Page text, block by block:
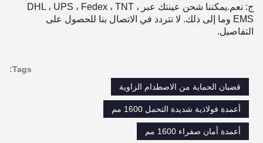
ج: نعم.يمكننا شحن عينتك عبر DHL ، UPS ، Fedex ، TNT ،
EMS وما إلى ذلك. لا تتردد في الاتصال بنا للحصول على
التفاصيل.
Tags:
قضبان الحماية من الاصطدام الزاوية
أعمدة فولاذية شديدة التحمل 1600 مم
أعمدة أمان صفراء 1600 مم